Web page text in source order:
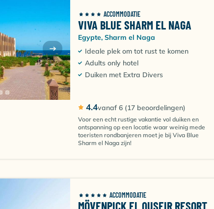
ACCOMMODATIE
VIVA BLUE SHARM EL NAGA
Egypte, Sharm el Naga
Ideale plek om tot rust te komen
Adults only hotel
Duiken met Extra Divers
4.4vanaf 6 (17 beoordelingen)
Voor een echt rustige vakantie vol duiken en
ontspanning op een locatie waar weinig mede
toeristen rondbanjeren moet je bij Viva Blue
Sharm el Naga zijn!
ACCOMMODATIE
MÖVENPICK EL QUSEIR RESORT